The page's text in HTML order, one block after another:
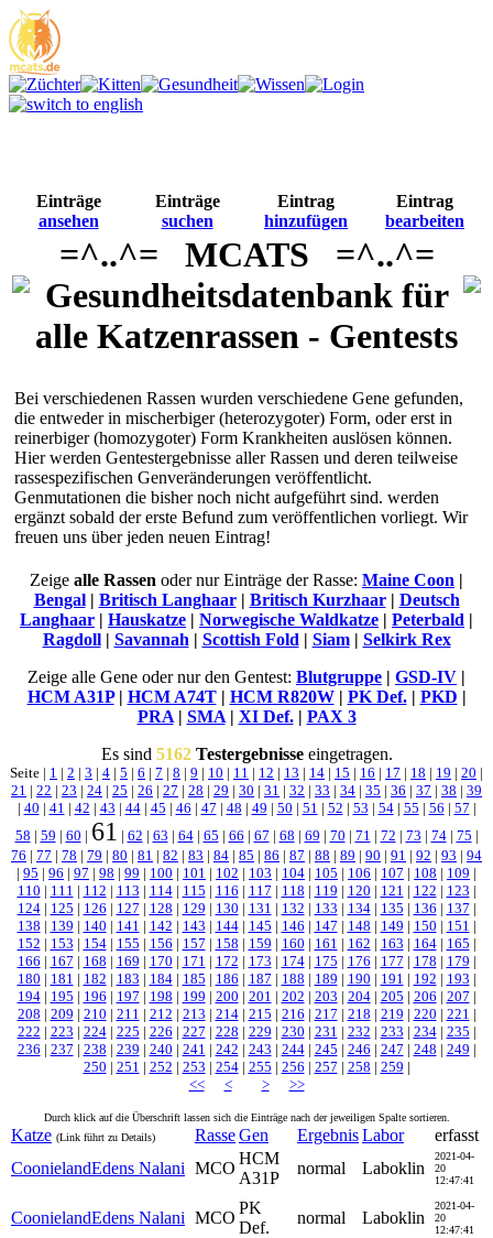
Einträge
ansehen
Einträge
suchen
Eintrag
hinzufügen
Eintrag
bearbeiten
=^..^= MCATS =^..^=
Gesundheitsdatenbank für
alle Katzenrassen - Gentests
Bei verschiedenen Rassen wurden verschiedene Gene gefunden,
die entweder in mischerbiger (heterozygoter) Form, oder erst in
reinerbiger (homozygoter) Form Krankheiten auslösen können.
Hier werden Gentestergebnisse aller Rassen und deren teilweise
rassespezifischen Genveränderungen veröffentlicht.
Genmutationen die bisher noch nicht aufgeführt sind. werden
ergänzt sobald der erste Befund zum veröffentlichen vorliegt. Wir
freuen uns über jeden neuen Eintrag!
Zeige alle Rassen oder nur Einträge der Rasse: Maine Coon |
Bengal| Britisch Langhaar| Britisch Kurzhaar| Deutsch
Langhaar | Hauskatze | Norwegische Waldkatze | Peterbald |
Ragdoll| Savannah | Scottish Fold | Siam| Selkirk Rex
Zeige alle Gene oder nur den Gentest: Blutgruppe | GSD-IV |
HCM A31P| HCM A74T| HCM R820W| PK Def.| PKD |
PRA| SMA| XI Def.| PAX 3
Es sind 5162 Testergebnisseeingetragen.
Seite | 1 | 2 | 3 | 4 | 5 | 6 | 7 | 8 | 9 | 10 | 11 | 12 | 13 | 14 | 15 | 16 | 17 | 18 | 19 | 20 |
21 | 22 | 23 | 24 | 25 | 26 | 27 | 28 | 29 | 30 | 31 | 32 | 33 | 34 | 35 | 36 | 37 | 38 | 39
| 40 | 41 | 42 | 43 | 44| 45 | 46 | 47 | 48 | 49 | 50 | 51 | 52 | 53 | 54| 55 | 56 | 57 |
58 | 59 | 60 | 61 | 62 | 63 | 64| 65 | 66 | 67 | 68 | 69 | 70 | 71 | 72 | 73 | 74| 75 |
76 | 77 | 78 | 79 | 80 | 81 | 82 | 83 | 84 | 85 | 86 | 87 | 88 | 89 | 90 | 91 | 92 | 93 | 94
| 95 | 96 | 97 | 98 | 99 | 100 | 101 | 102 | 103 | 104 | 105 | 106 | 107 | 108 | 109 |
110 | 111 | 112 | 113 | 114| 115 | 116 | 117 | 118 | 119 | 120 | 121 | 122 | 123 |
124| 125 | 126 | 127 | 128 | 129 | 130 | 131 | 132 | 133 | 134| 135 | 136 | 137 |
138 | 139 | 140 | 141 | 142 | 143 | 144| 145 | 146 | 147 | 148 | 149 | 150 | 151 |
152 | 153 | 154| 155 | 156 | 157 | 158 | 159 | 160 | 161 | 162 | 163 | 164| 165 |
166 | 167 | 168 | 169 | 170 | 171 | 172 | 173 | 174| 175 | 176 | 177 | 178 | 179 |
180 | 181 | 182 | 183 | 184| 185 | 186 | 187 | 188 | 189 | 190 | 191 | 192 | 193 |
194| 195 | 196 | 197 | 198 | 199 | 200 | 201 | 202 | 203 | 204| 205 | 206 | 207 |
208 | 209 | 210 | 211 | 212 | 213 | 214| 215 | 216 | 217 | 218 | 219 | 220 | 221 |
222 | 223 | 224| 225 | 226 | 227 | 228 | 229 | 230 | 231 | 232 | 233 | 234| 235 |
236 | 237 | 238 | 239 | 240 | 241 | 242 | 243 | 244| 245 | 246 | 247 | 248 | 249 |
250 | 251 | 252 | 253 | 254| 255 | 256 | 257 | 258 | 259 |
<<
< > >>
Durch klick auf die Überschrift lassen sich die Einträge nach der jeweiligen Spalte sortieren.
Katze (Link führt zu Details) RasseGen ErgebnisLabor
erfasst
CoonielandEdens Nalani MCO
HCM
A31P
normal Laboklin
2021-04-
20
12:47:41
CoonielandEdens Nalani MCO
PK
Def.
normal Laboklin
2021-04-
20
12:47:41